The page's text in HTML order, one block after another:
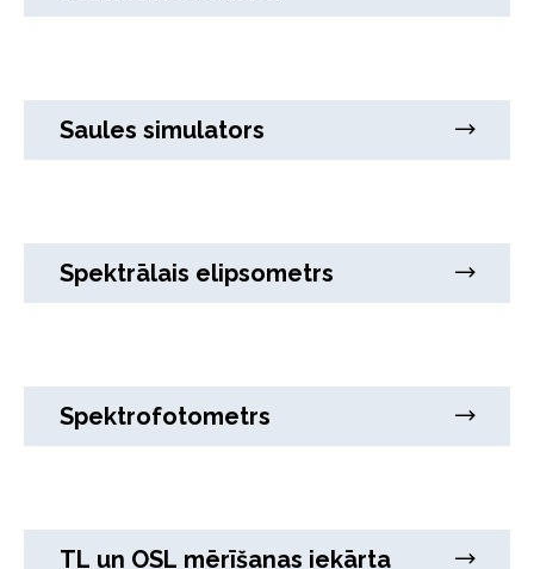
Saules simulators
Spektrālais elipsometrs
Spektrofotometrs
TL un OSL mērīšanas iekārta